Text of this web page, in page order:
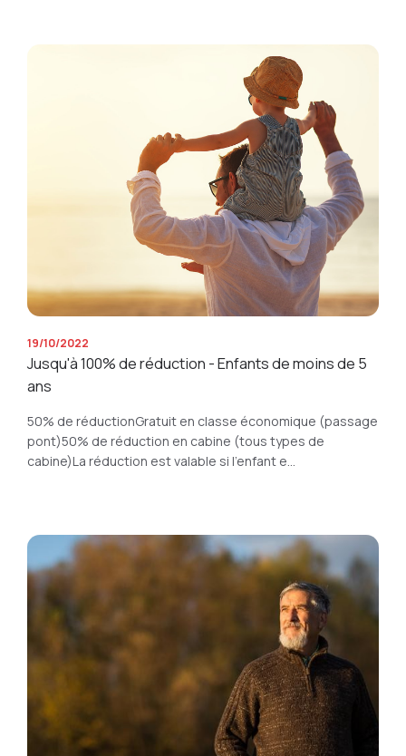
19/10/2022
Jusqu'à 100% de réduction - Enfants de moins de 5
ans
50% de réductionGratuit en classe économique (passage
pont)50% de réduction en cabine (tous types de
cabine)La réduction est valable si l'enfant e...